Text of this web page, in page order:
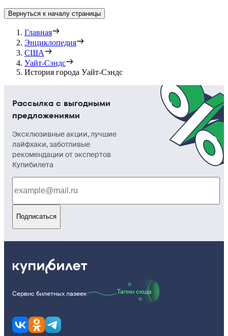
Вернуться к началу страницы
Главная
Энциклопедия
США
Уайт-Сэндс
История города Уайт-Сэндс
Рассылка с выгодными
предложениями
Эксклюзивные акции, лучшие
лайфхаки, заботливые
рекомендации от экспертов
Купибилета
Подписаться
Сервис билетных лазеек Тапни сюда